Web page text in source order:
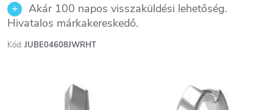
Akár 100 napos visszaküldési lehetőség.
Hivatalos márkakereskedő.
Kód: JUBE04608JWRHT